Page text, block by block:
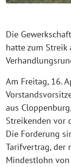
Die
hatte zum
Am Freitag, 16.
aus
Streikenden vor
Die Forderung
Tarifvertrag, der
Mindestlohn